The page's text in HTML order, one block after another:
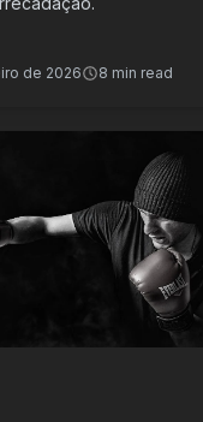
de 2026 8 min read